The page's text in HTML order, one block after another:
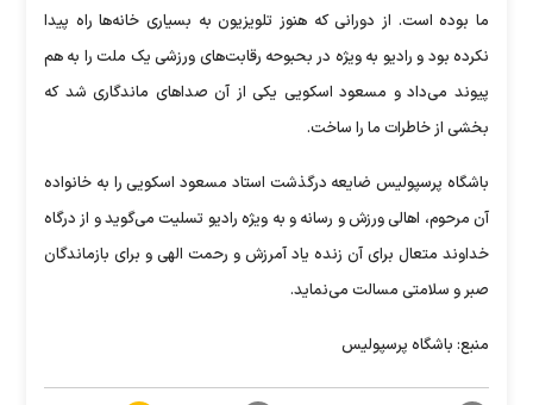
ما بوده است. از دورانی که هنوز تلویزیون به بسیاری خانه‌ها راه پیدا
نکرده بود و رادیو به ویژه در بحبوحه رقابت‌های ورزشی یک ملت را به هم
پیوند می‌داد و مسعود اسکویی یکی از آن صدا‌های ماندگاری شد که
بخشی از خاطرات ما را ساخت.
باشگاه پرسپولیس ضایعه درگذشت استاد مسعود اسکویی را به خانواده
آن مرحوم، اهالی ورزش و رسانه و به ویژه رادیو تسلیت می‌گوید و از درگاه
خداوند متعال برای آن زنده یاد آمرزش و رحمت الهی و برای بازماندگان
صبر و سلامتی مسالت می‌نماید.
منبع: باشگاه پرسپولیس